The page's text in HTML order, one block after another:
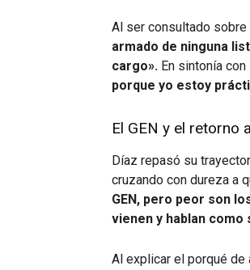
Al ser consultado sobre
armado de ninguna
cargo». En sintonía
porque yo estoy
El GEN y el retorno
Díaz repasó su
cruzando con dureza a
GEN, pero peor son
vienen y hablan como
Al explicar el porqué